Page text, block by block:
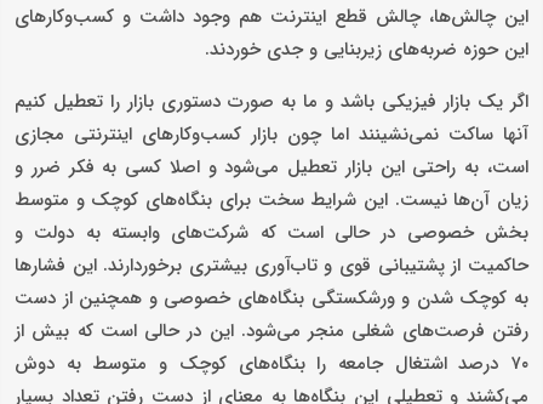
این چالش‌ها، چالش قطع اینترنت هم وجود داشت و کسب‌وکارهای
این حوزه ضربه‌های زیربنایی و جدی خوردند.
اگر یک بازار فیزیکی باشد و ما به صورت دستوری بازار را تعطیل کنیم
آنها ساکت نمی‌نشینند اما چون بازار کسب‌وکارهای اینترنتی مجازی
است، به راحتی این بازار تعطیل می‌شود و اصلا کسی به فکر ضرر و
زیان آن‌ها نیست. این شرایط سخت برای بنگاه‌های کوچک و متوسط
بخش خصوصی در حالی است که شرکت‌های وابسته به دولت و
حاکمیت از پشتیبانی قوی و تاب‌آوری بیشتری برخوردارند. این فشارها
به کوچک شدن و ورشکستگی بنگاه‌های خصوصی و همچنین از دست
رفتن فرصت‌های شغلی منجر می‌شود. این در حالی است که بیش از
۷۰ درصد اشتغال جامعه را بنگاه‌های کوچک و متوسط به دوش
می‌کشند و تعطیلی این بنگاه‌ها به معنای از دست رفتن تعداد بسیار